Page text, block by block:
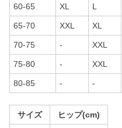
60-65 XL L
65-70 XXL XL
70-75 - XXL
75-80 - XXL
80-85 - -
サイズ ヒップ(cm)